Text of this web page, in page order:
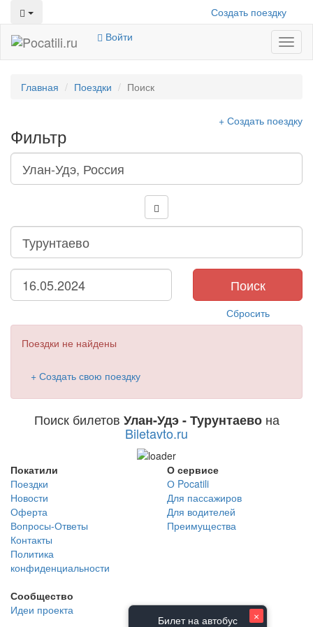
Создать поездку
Войти
Главная Поездки Поиск
Фильтр
+ Создать поездку
Поиск
Сбросить
Поездки не найдены
+ Создать свою поездку
Поиск билетов Улан-Удэ - Турунтаевона
Biletavto.ru
Покатили
Поездки
Новости
Оферта
Вопросы-Ответы
Контакты
Политика
конфиденциальности
О сервисе
О Pocatili
Для пассажиров
Для водителей
Преимущества
Сообщество
Идеи проекта
×
Билет на автобус